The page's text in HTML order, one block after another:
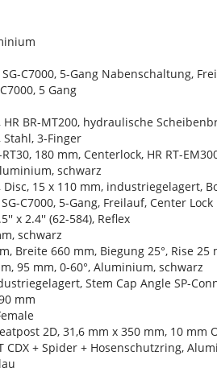
C7000, 5-Gang Nabenschaltung,
5 Gang
HR BR-MT200, hydraulische
Stahl, 3-Finger
180 mm, Centerlock, HR RT-
schwarz
Disc, 15 x 110 mm, industriegelagert,
C7000, 5-Gang, Freilauf, Center Lock
x 2.4'' (62-584), Reflex
schwarz
Breite 660 mm, Biegung 25°, Rise
95 mm, 0-60°, Aluminium, schwarz
Stem Cap Angle SP-
mm
2D, 31,6 mm x 350 mm, 10 mm
CDX + Spider + Hosenschutzring,